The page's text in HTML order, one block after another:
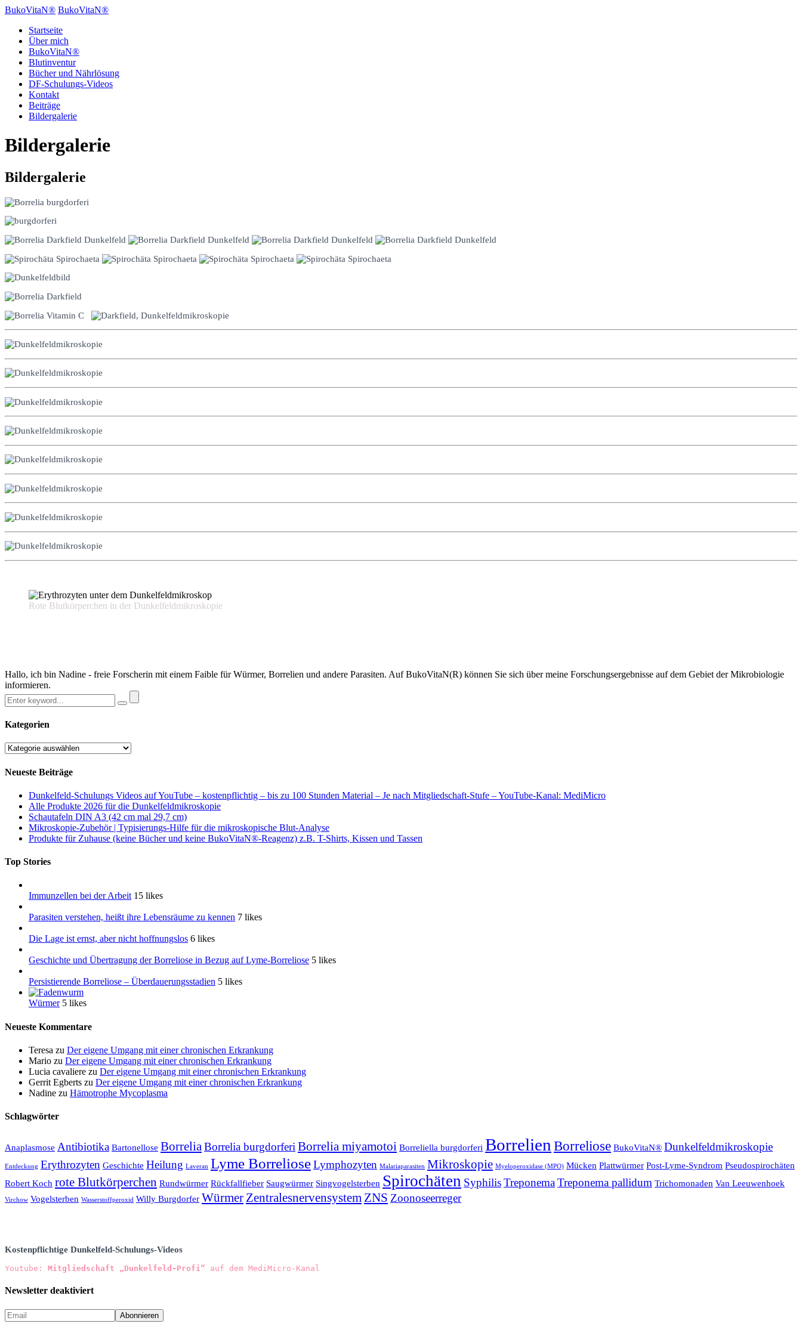
BukoVitaN® BukoVitaN®
Startseite
Über mich
BukoVitaN®
Blutinventur
Bücher und Nährlösung
DF-Schulungs-Videos
Kontakt
Beiträge
Bildergalerie
Bildergalerie
Bildergalerie
Rote Blutkörperchen in der Dunkelfeldmikroskopie
Hallo, ich bin Nadine - freie Forscherin mit einem Faible für Würmer, Borrelien und andere Parasiten. Auf BukoVitaN(R) können Sie sich über meine Forschungsergebnisse auf dem Gebiet der Mikrobiologie
informieren.
Kategorien
Kategorien
Neueste Beiträge
Dunkelfeld-Schulungs Videos auf YouTube – kostenpflichtig – bis zu 100 Stunden Material – Je nach Mitgliedschaft-Stufe – YouTube-Kanal: MediMicro
Alle Produkte 2026 für die Dunkelfeldmikroskopie
Schautafeln DIN A3 (42 cm mal 29,7 cm)
Mikroskopie-Zubehör | Typisierungs-Hilfe für die mikroskopische Blut-Analyse
Produkte für Zuhause (keine Bücher und keine BukoVitaN®-Reagenz) z.B. T-Shirts, Kissen und Tassen
Top Stories
Immunzellen bei der Arbeit 15 likes
Parasiten verstehen, heißt ihre Lebensräume zu kennen 7 likes
Die Lage ist ernst, aber nicht hoffnungslos 6 likes
Geschichte und Übertragung der Borreliose in Bezug auf Lyme-Borreliose 5 likes
Persistierende Borreliose – Überdauerungsstadien 5 likes
Würmer 5 likes
Neueste Kommentare
Teresa zu Der eigene Umgang mit einer chronischen Erkrankung
Mario zu Der eigene Umgang mit einer chronischen Erkrankung
Lucia cavaliere zu Der eigene Umgang mit einer chronischen Erkrankung
Gerrit Egberts zu Der eigene Umgang mit einer chronischen Erkrankung
Nadine zu Hämotrophe Mycoplasma
Schlagwörter
Anaplasmose Antibiotika Bartonellose Borrelia Borrelia burgdorferi Borrelia miyamotoi Borreliella burgdorferi Borrelien Borreliose BukoVitaN® Dunkelfeldmikroskopie
Entdeckung Erythrozyten Geschichte Heilung Laveran Lyme BorrelioseLymphozyten Malariaparasiten Mikroskopie Myeloperoxidase (MPO) Mücken Plattwürmer Post-Lyme-Syndrom Pseudospirochäten
Robert Koch rote Blutkörperchen Rundwürmer Rückfallfieber Saugwürmer Singvogelsterben Spirochäten SyphilisTreponemaTreponema pallidum Trichomonaden Van Leeuwenhoek
Virchow Vogelsterben Wasserstoffperoxid Willy Burgdorfer Würmer Zentralesnervensystem ZNS Zoonoseerreger
Kostenpflichtige Dunkelfeld-Schulungs-Videos
Youtube: Mitgliedschaft „Dunkelfeld-Profi“ auf dem MediMicro-Kanal
Newsletter deaktiviert